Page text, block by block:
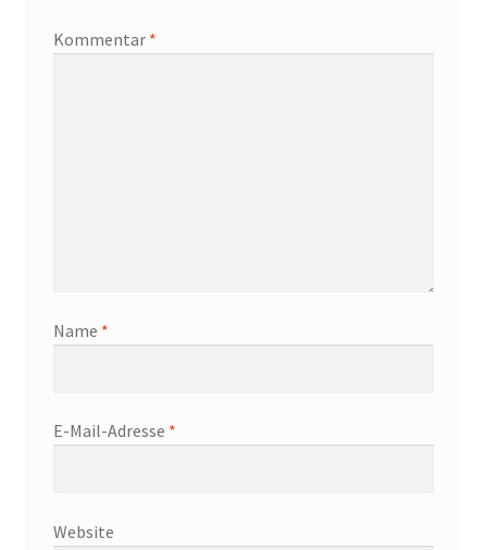
Kommentar *
Name *
E-Mail-Adresse *
Website